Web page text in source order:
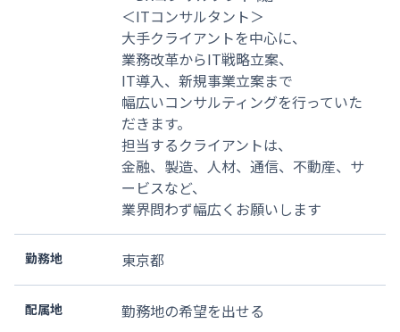
＜ITコンサルタント＞
大手クライアントを中心に、
業務改革からIT戦略立案、
IT導入、新規事業立案まで
幅広いコンサルティングを行っていた
だきます。
担当するクライアントは、
金融、製造、人材、通信、不動産、サ
ービスなど、
業界問わず幅広くお願いします
勤務地 東京都
配属地 勤務地の希望を出せる